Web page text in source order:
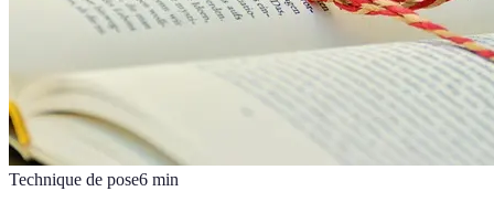
Technique de pose6 min